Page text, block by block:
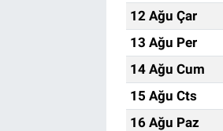
12 Ağu Çar
13 Ağu Per
14 Ağu Cum
15 Ağu Cts
16 Ağu Paz